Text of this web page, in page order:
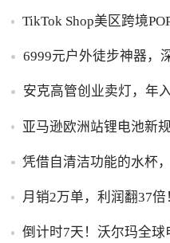
TikTok Shop美区跨境
6999元户外徒步神器，
安克高管创业卖灯，年
亚马逊欧洲站锂电池新
凭借自清洁功能的水杯
月销2万单，利润翻37
倒计时7天！沃尔玛全